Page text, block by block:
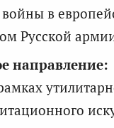
в
Русской
направление: